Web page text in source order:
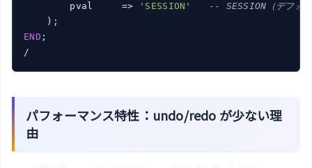
        pval     =>
'SESSION'
-- SESSION（デフォ
END ;
パフォーマンス特性：undo/redo が少ない理
由